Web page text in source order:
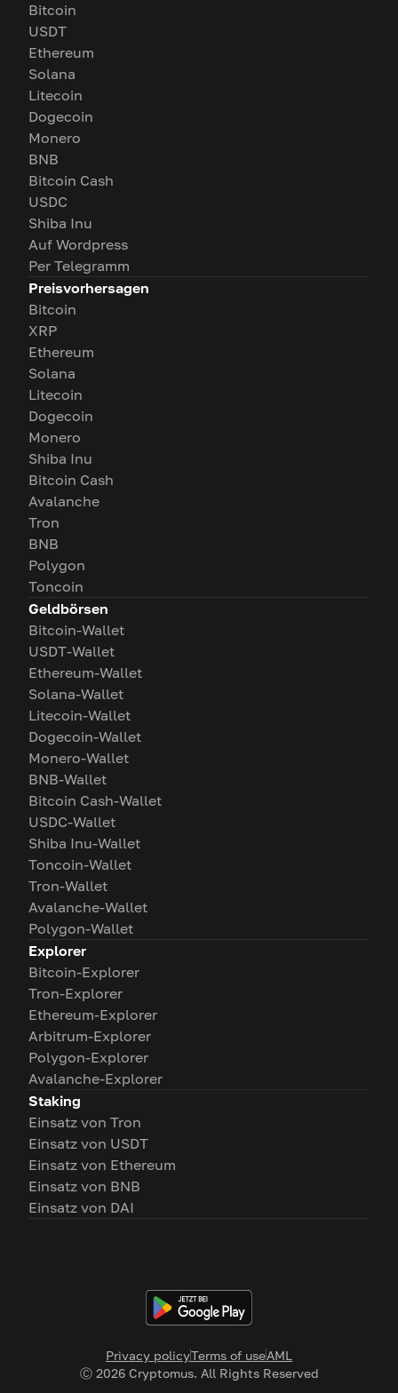
Privacy policyTerms of useAML
Ⓒ 2026Cryptomus. All Rights Reserved
Bitcoin
USDT
Ethereum
Solana
Litecoin
Dogecoin
Monero
BNB
Bitcoin Cash
USDC
Shiba Inu
Auf Wordpress
Per Telegramm
Preisvorhersagen
Bitcoin
XRP
Ethereum
Solana
Litecoin
Dogecoin
Monero
Shiba Inu
Bitcoin Cash
Avalanche
Tron
BNB
Polygon
Toncoin
Geldbörsen
Bitcoin-Wallet
USDT-Wallet
Ethereum-Wallet
Solana-Wallet
Litecoin-Wallet
Dogecoin-Wallet
Monero-Wallet
BNB-Wallet
Bitcoin Cash-Wallet
USDC-Wallet
Shiba Inu-Wallet
Toncoin-Wallet
Tron-Wallet
Avalanche-Wallet
Polygon-Wallet
Explorer
Bitcoin-Explorer
Tron-Explorer
Ethereum-Explorer
Arbitrum-Explorer
Polygon-Explorer
Avalanche-Explorer
Staking
Einsatz von Tron
Einsatz von USDT
Einsatz von Ethereum
Einsatz von BNB
Einsatz von DAI